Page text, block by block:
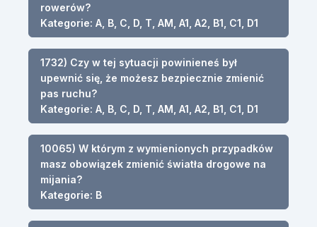
rowerów?
Kategorie: A, B, C, D, T, AM, A1, A2, B1, C1, D1
1732) Czy w tej sytuacji powinieneś był
upewnić się, że możesz bezpiecznie zmienić
pas ruchu?
Kategorie: A, B, C, D, T, AM, A1, A2, B1, C1, D1
10065) W którym z wymienionych przypadków
masz obowiązek zmienić światła drogowe na
mijania?
Kategorie: B